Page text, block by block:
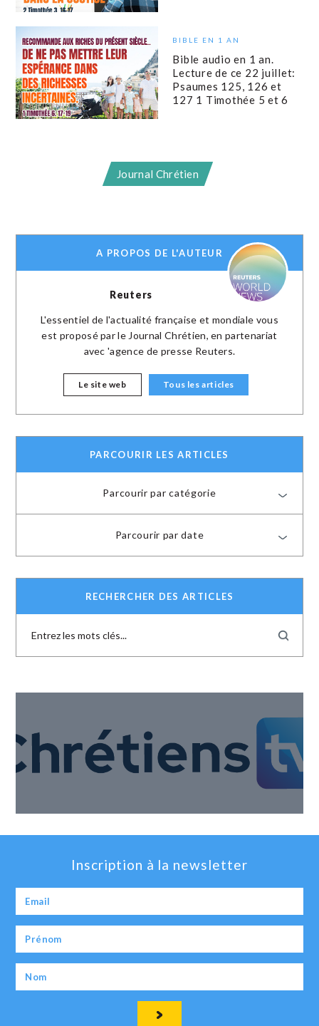
BIBLE EN 1 AN
Bible audio en 1 an.
Lecture de ce 22 juillet:
Psaumes 125, 126 et
127 1 Timothée 5 et 6
Journal Chrétien
A PROPOS DE L'AUTEUR
Reuters
L'essentiel de l'actualité française et mondiale vous
est proposé par le Journal Chrétien, en partenariat
avec 'agence de presse Reuters.
Le site web Tous les articles
PARCOURIR LES ARTICLES
Parcourir par catégorie
Parcourir par date
RECHERCHER DES ARTICLES
Inscription à la newsletter